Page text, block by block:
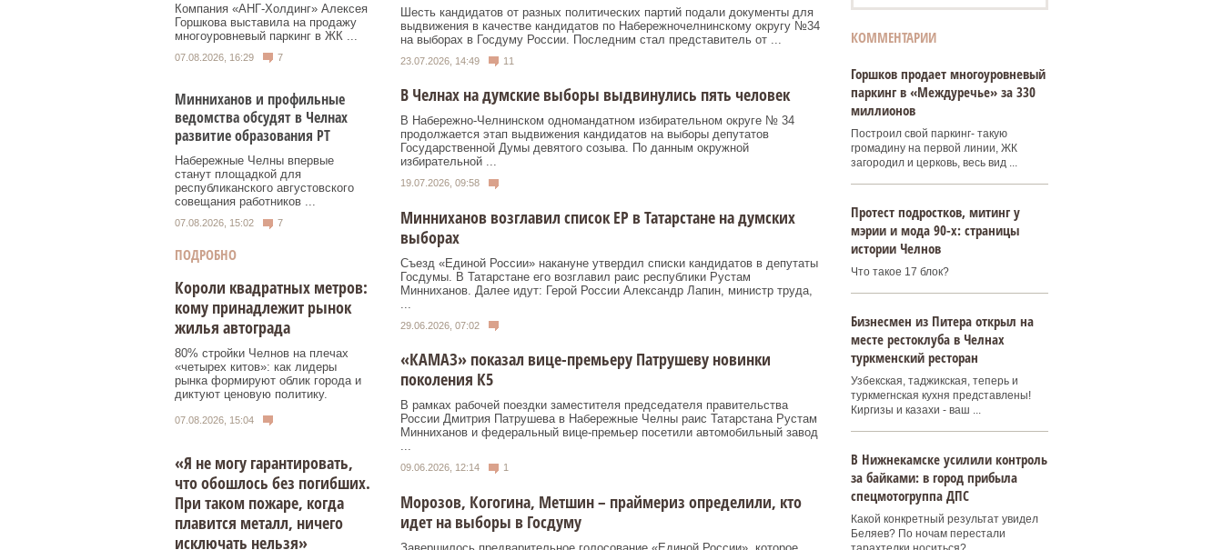
Компания «АНГ-Холдинг» Алексея
Горшкова выставила на продажу
многоуровневый паркинг в ЖК ...
07.08.2026, 16:29 7
Минниханов и профильные
ведомства обсудят в Челнах
развитие образования РТ
Набережные Челны впервые
станут площадкой для
республиканского августовского
совещания работников ...
07.08.2026, 15:02 7
ПОДРОБНО
Короли квадратных метров:
кому принадлежит рынок
жилья автограда
80% стройки Челнов на плечах
«четырех китов»: как лидеры
рынка формируют облик города и
диктуют ценовую политику.
07.08.2026, 15:04
«Я не могу гарантировать,
что обошлось без погибших.
При таком пожаре, когда
плавится металл, ничего
исключать нельзя»
Шесть кандидатов от разных политических партий подали документы для
выдвижения в качестве кандидатов по Набережночелнинскому округу №34
на выборах в Госдуму России. Последним стал представитель от ...
23.07.2026, 14:49 11
В Челнах на думские выборы выдвинулись пять человек
В Набережно‑Челнинском одномандатном избирательном округе № 34
продолжается этап выдвижения кандидатов на выборы депутатов
Государственной Думы девятого созыва. По данным окружной
избирательной ...
19.07.2026, 09:58
Минниханов возглавил список ЕР в Татарстане на думских
выборах
Съезд «Единой России» накануне утвердил списки кандидатов в депутаты
Госдумы. В Татарстане его возглавил раис республики Рустам
Минниханов. Далее идут: Герой России Александр Лапин, министр труда,
29.06.2026, 07:02
«КАМАЗ» показал вице-премьеру Патрушеву новинки
поколения К5
В рамках рабочей поездки заместителя председателя правительства
России Дмитрия Патрушева в Набережные Челны раис Татарстана Рустам
Минниханов и федеральный вице-премьер посетили автомобильный завод
...
09.06.2026, 12:14 1
Морозов, Когогина, Метшин – праймериз определили, кто
идет на выборы в Госдуму
КОММЕНТАРИИ
Горшков продает многоуровневый
паркинг в «Междуречье» за 330
миллионов
Построил свой паркинг- такую
громадину на первой линии, ЖК
загородил и церковь, весь вид ...
Протест подростков, митинг у
мэрии и мода 90-х: страницы
истории Челнов
Что такое 17 блок?
Бизнесмен из Питера открыл на
месте рестоклуба в Челнах
туркменский ресторан
Узбекская, таджикская, теперь и
туркмегнская кухня представлены!
Киргизы и казахи - ваш ...
В Нижнекамске усилили контроль
за байками: в город прибыла
спецмотогруппа ДПС
Какой конкретный результат увидел
Беляев? По ночам перестали